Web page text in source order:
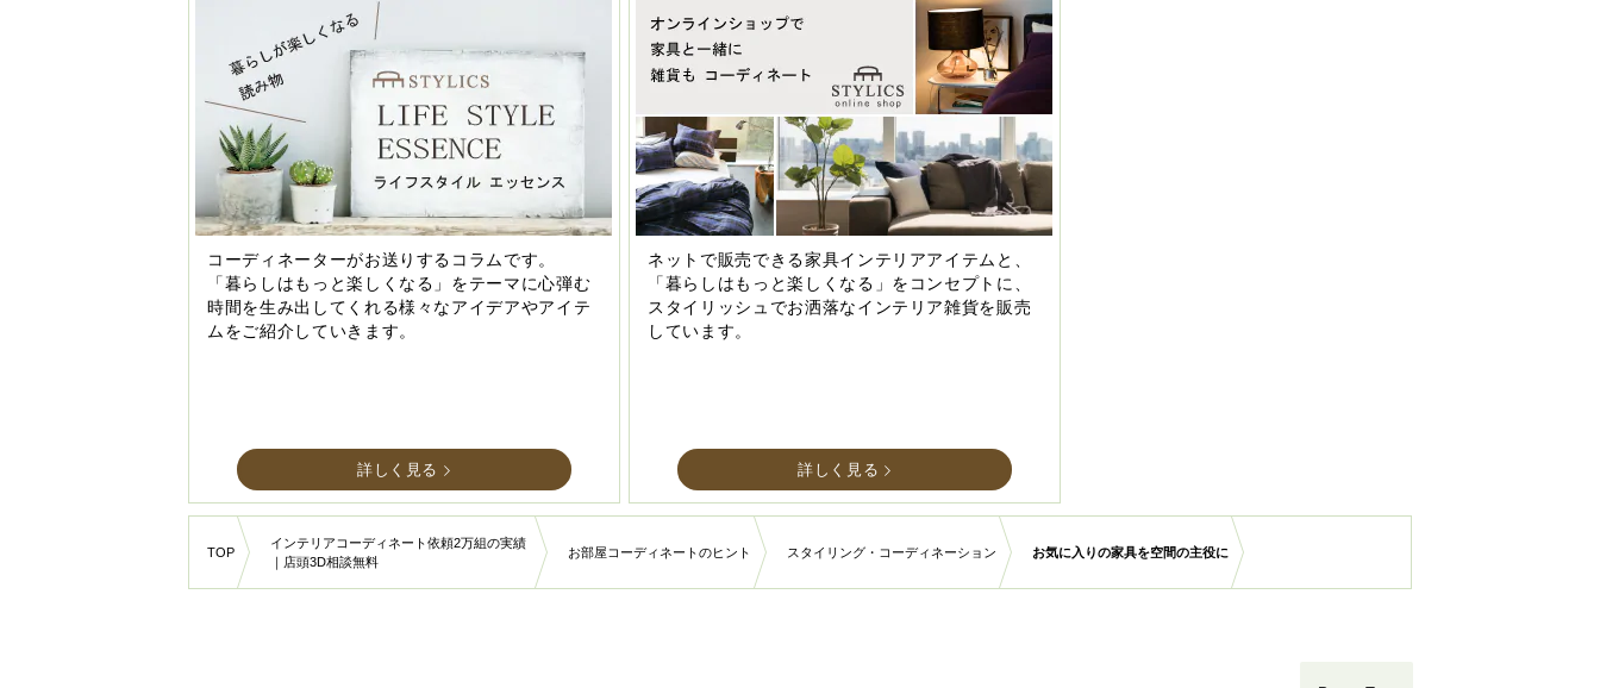
コーディネーターがお送りするコラムです。
「暮らしはもっと楽しくなる」をテーマに心弾む
時間を生み出してくれる様々なアイデアやアイテ
ムをご紹介していきます。
詳しく見る
ネットで販売できる家具インテリアアイテムと、
「暮らしはもっと楽しくなる」をコンセプトに、
スタイリッシュでお洒落なインテリア雑貨を販売
しています。
詳しく見る
TOP
インテリアコーディネート依頼2万組の実績
｜店頭3D相談無料
お部屋コーディネートのヒント スタイリング・コーディネーション お気に入りの家具を空間の主役に